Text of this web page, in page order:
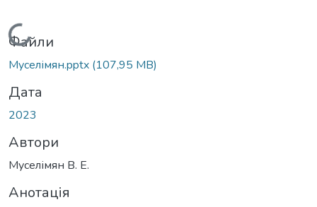
Вантажиться...
Файли
Муселімян.pptx (107,95 MB)
Дата
2023
Автори
Муселімян В. Е.
Анотація